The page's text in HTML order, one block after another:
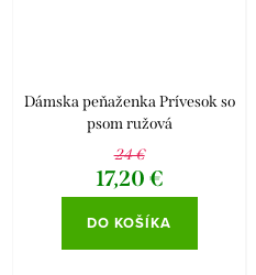
Dámska peňaženka Prívesok so
psom ružová
24 €
17,20 €
DO KOŠÍKA